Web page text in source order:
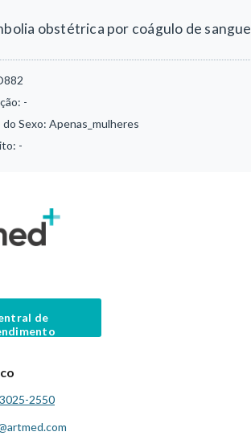
obstétrica por coágulo de sangue
-
Sexo: Apenas_mulheres
-
de
2550